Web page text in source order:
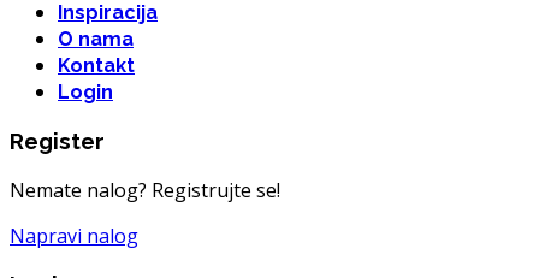
Inspiracija
O nama
Kontakt
Login
Register
Nemate nalog? Registrujte se!
Napravi nalog